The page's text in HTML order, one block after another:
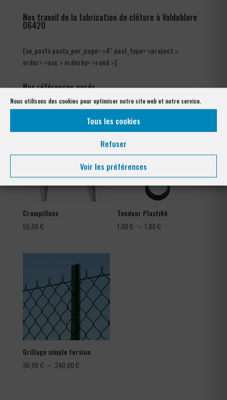
Nous utilisons des cookies pour optimiser notre site web et notre service.
Tous les cookies
Refuser
Voir les préférences
Nos travail de la fabrication de clôture à Valdeblore
06420
[su_posts posts_per_page= »4″ post_type= »project »
order= »asc » orderby= »rand »]
Nos références posés
à Valdeblore 06420
Crampillons
55,00€
Tendeur Plastifié
1,08€ – 1,80€
Grillage simple torsion
96,00€ – 240,00€Plage